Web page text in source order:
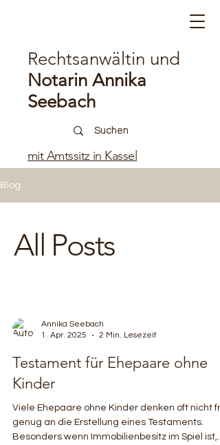
Rechtsanwältin und
Notarin Annika
Seebach
mit Amtssitz in Kassel
Blog
All Posts
Annika Seebach
1. Apr. 2025
2 Min. Lesezeit
Testament für Ehepaare ohne
Kinder
Viele Ehepaare ohne Kinder denken oft nicht
genug an die Erstellung eines Testaments.
Besonders wenn Immobilienbesitz im Spiel ist,...